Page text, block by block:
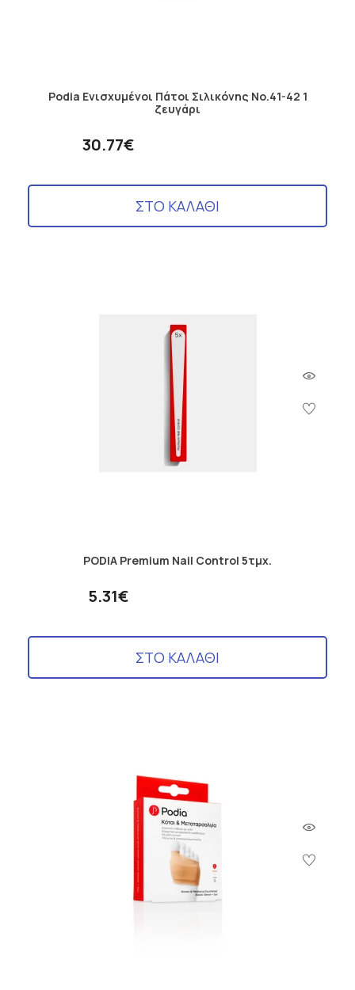
Podia Ενισχυμένοι Πάτοι Σιλικόνης Νο.41-42 1
ζευγάρι
30.77€
ΣΤΟ ΚΑΛΑΘΙ
PODIA Premium Nail Control 5τμχ.
5.31€
ΣΤΟ ΚΑΛΑΘΙ